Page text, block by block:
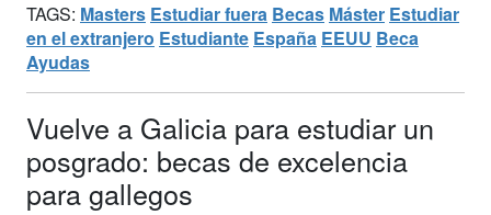
TAGS: Masters Estudiar fuera Becas Máster Estudiar
en el extranjero Estudiante España EEUU Beca
Ayudas
Vuelve a Galicia para estudiar un
posgrado: becas de excelencia
para gallegos